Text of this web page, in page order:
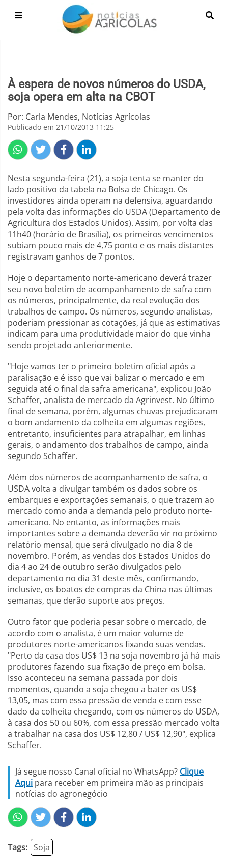
À espera de novos números do USDA,
soja opera em alta na CBOT
Por: Carla Mendes, Notícias Agrícolas
Publicado em 21/10/2013 11:25
Nesta segunda-feira (21), a soja tenta se manter do
lado positivo da tabela na Bolsa de Chicago. Os
investidores ainda operam na defensiva, aguardando
pela volta das informações do USDA (Departamento de
Agricultura dos Estados Unidos). Assim, por volta das
11h40 (horário de Brasília), os primeiros vencimentos
subiam pouco mais de 4,75 ponto e os mais distantes
registravam ganhos de 7 pontos.
Hoje o departamento norte-americano deverá trazer
seu novo boletim de acompanhamento de safra com
os números, principalmente, da real evolução dos
trabalhos de campo. Os números, segundo analistas,
poderiam pressionar as cotações, já que as estimativas
indicam para uma produtividade maior do que vinha
sendo projetado anteriormente.
"Hoje vamos ter o primeiro boletim oficial após a
paralisação e é isso que vai balizar o mercado e em
seguida até o final da safra americana", explicou João
Schaffer, analista de mercado da Agrinvest. No último
final de semana, porém, algumas chuvas prejudicaram
o bom andamento da colheita em algumas regiões,
entretanto, insuficientes para atrapalhar, em linhas
gerais, o andamento dos trabalhos de campo, ainda
segundo Schaffer.
Além dos números de acompanhamento de safra, o
USDA volta a divulgar também os dados sobre os
embarques e exportações semanais, o que trazem ao
mercado como anda a demanda pelo produto norte-
americano. No entanto, as informações mais
importantes sobre a demanda deverão vir no próximo
relatório mensal, que será divulgado no dia 8 de
novembro. Porém, as vendas dos Estados Unidos do
dia 4 ao 24 de outubro serão divulgados pelo
departamento no dia 31 deste mês, confirmando,
inclusive, os boatos de compras da China nas últimas
semanas, que derão suporte aos preços.
Outro fator que poderia pesar sobre o mercado, de
acordo com o analista, é um maior volume de
produtores norte-americanos fixando suas vendas.
"Perto da casa dos US$ 13 na soja novembro já há mais
produtores fazendo sua fixação de preço em bolsa.
Isso aconteceu na semana passada por dois
momentos, quando a soja chegou a bater os US$
13,05, mas com essa pressão de venda e com esse
dado da colheita chegando, com os números do USDA,
à casa dos 50 ou 60%, com essa pressão mercado volta
a trabalhar na casa dos US$ 12,80 / US$ 12,90", explica
Schaffer.
Já segue nosso Canal oficial no WhatsApp? Clique
Aqui para receber em primeira mão as principais
notícias do agronegócio
Tags: Soja